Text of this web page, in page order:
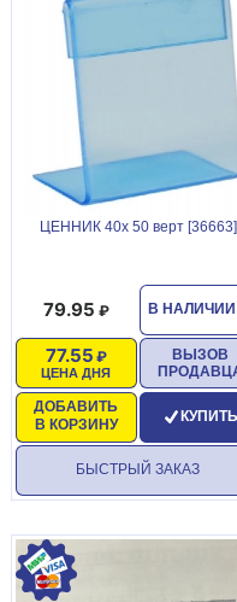
ЦЕННИК 40х 50 верт [36663]
В НАЛИЧИИ
79.95
ЦЕНА ДНЯ
77.55
ДОБАВИТЬ
В КОРЗИНУ
ВЫЗОВ
КУПИТЬ
БЫСТРЫЙ ЗАКАЗ